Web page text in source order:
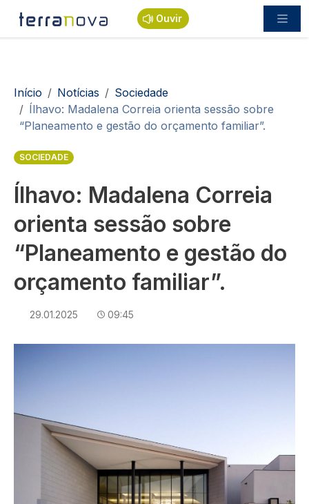
Passar para o conteúdo principal
Ouvir
Navegação estrutural
Início Notícias
Sociedade
Ílhavo: Madalena Correia orienta sessão sobre
“Planeamento e gestão do orçamento familiar”.
SOCIEDADE
Ílhavo: Madalena Correia
orienta sessão sobre
“Planeamento e gestão do
orçamento familiar”.
29.01.2025 09:45